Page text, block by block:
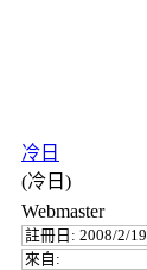
冷日
(冷日)
Webmaster
註冊日: 2008/2/19
來自: